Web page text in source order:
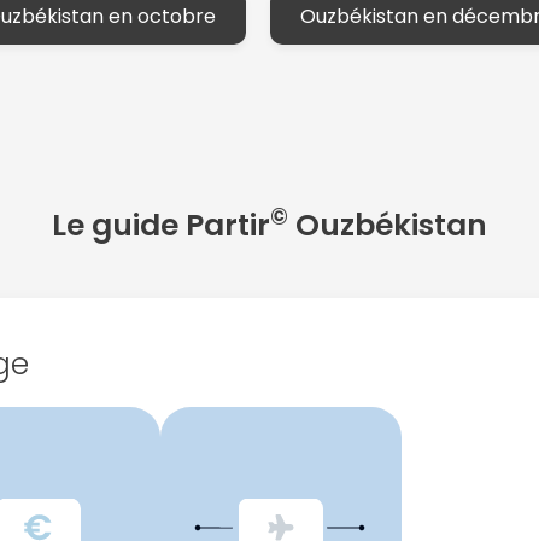
en octobre Ouzbékistan en
Le guide Partir© Ouzbékistan